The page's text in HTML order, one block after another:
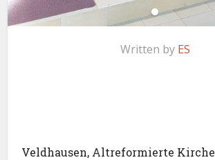
Written by ES
Veldhausen, Altreformierte Kirche